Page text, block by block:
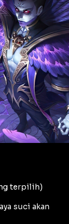
terpilih)
suci akan